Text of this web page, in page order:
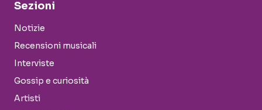
Sezioni
Notizie
Recensioni musicali
Interviste
Gossip e curiosità
Artisti